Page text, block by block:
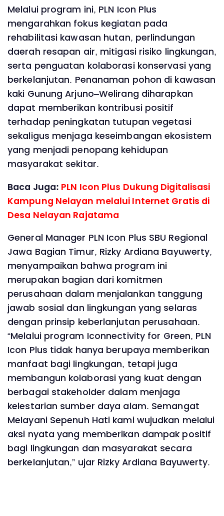
Melalui program ini, PLN Icon Plus
mengarahkan fokus kegiatan pada
rehabilitasi kawasan hutan, perlindungan
daerah resapan air, mitigasi risiko lingkungan,
serta penguatan kolaborasi konservasi yang
berkelanjutan. Penanaman pohon di kawasan
kaki Gunung Arjuno–Welirang diharapkan
dapat memberikan kontribusi positif
terhadap peningkatan tutupan vegetasi
sekaligus menjaga keseimbangan ekosistem
yang menjadi penopang kehidupan
masyarakat sekitar.
Baca Juga: PLN Icon Plus Dukung Digitalisasi
Kampung Nelayan melalui Internet Gratis di
Desa Nelayan Rajatama
General Manager PLN Icon Plus SBU Regional
Jawa Bagian Timur, Rizky Ardiana Bayuwerty,
menyampaikan bahwa program ini
merupakan bagian dari komitmen
perusahaan dalam menjalankan tanggung
jawab sosial dan lingkungan yang selaras
dengan prinsip keberlanjutan perusahaan.
“Melalui program Iconnectivity for Green, PLN
Icon Plus tidak hanya berupaya memberikan
manfaat bagi lingkungan, tetapi juga
membangun kolaborasi yang kuat dengan
berbagai stakeholder dalam menjaga
kelestarian sumber daya alam. Semangat
Melayani Sepenuh Hati kami wujudkan melalui
aksi nyata yang memberikan dampak positif
bagi lingkungan dan masyarakat secara
berkelanjutan,” ujar Rizky Ardiana Bayuwerty.